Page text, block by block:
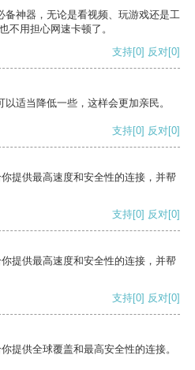
备神器，无论是看视频、玩游戏还是工
不用担心网速卡顿了。
支持[0] 反对[0]
适当降低一些，这样会更加亲民。
支持[0] 反对[0]
提供最高速度和安全性的连接，并帮
支持[0] 反对[0]
提供最高速度和安全性的连接，并帮
支持[0] 反对[0]
提供全球覆盖和最高安全性的连接。